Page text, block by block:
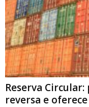
Reserva
reversa e